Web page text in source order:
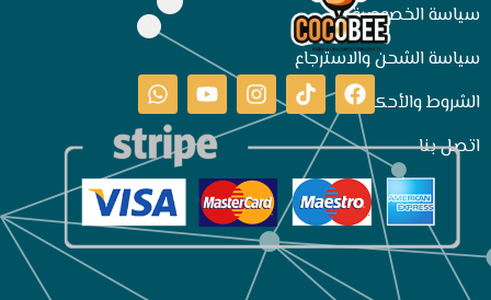
سياسة الخصوصية
سياسة الشحن والاسترجاع
الشروط والأحكام
اتصل بنا